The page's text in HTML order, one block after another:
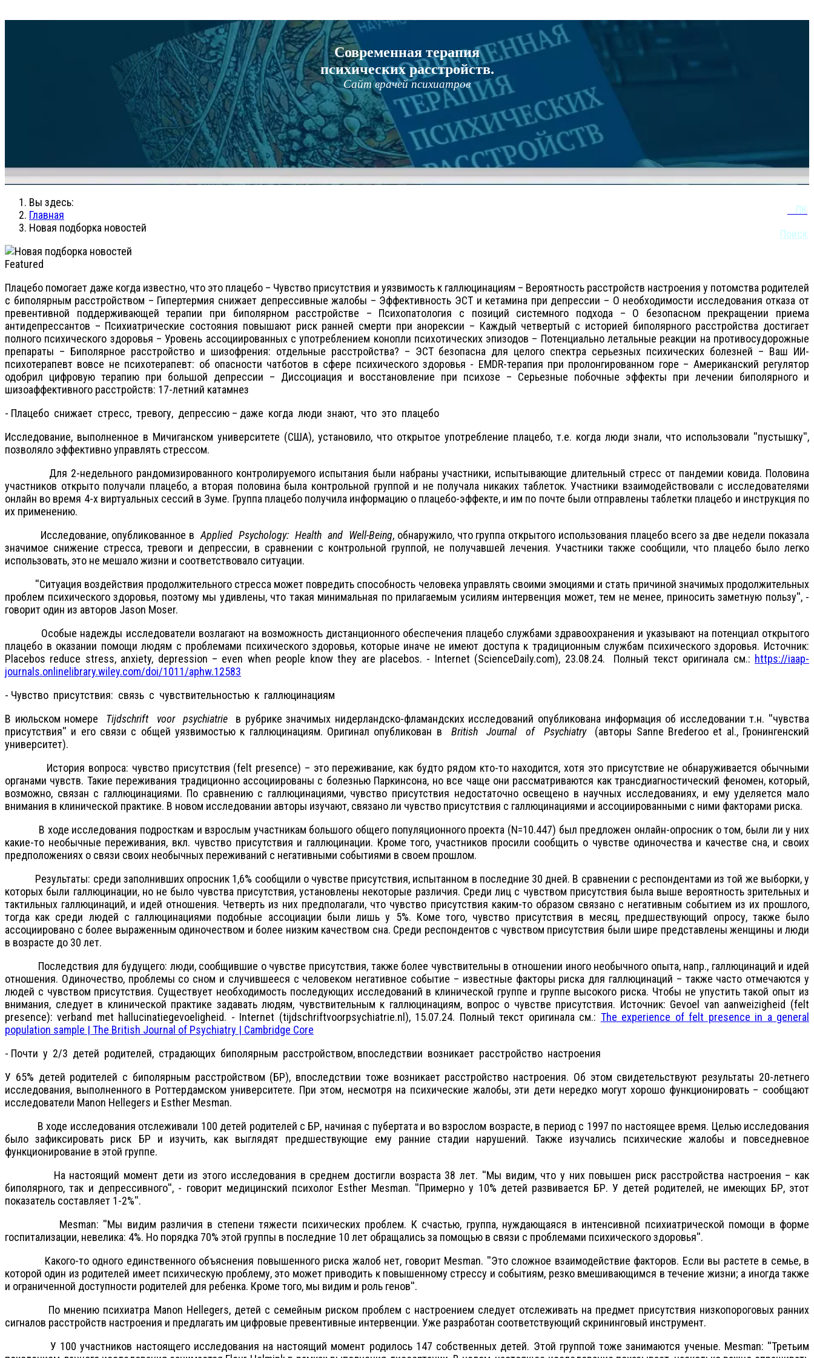
Современная терапия
психических расстройств.
Сайт врачей психиатров
ЛК
Поиск
Вы здесь:
Главная
Новая подборка новостей
Featured
Плацебо помогает даже когда известно, что это плацебо – Чувство присутствия и уязвимость к галлюцинациям – Вероятность расстройств настроения у потомства родителей
с биполярным расстройством – Гипертермия снижает депрессивные жалобы – Эффективность ЭСТ и кетамина при депрессии – О необходимости исследования отказа от
превентивной поддерживающей терапии при биполярном расстройстве – Психопатология с позиций системного подхода – О безопасном прекращении приема
антидепрессантов – Психиатрические состояния повышают риск ранней смерти при анорексии – Каждый четвертый с историей биполярного расстройства достигает
полного психического здоровья – Уровень ассоциированных с употреблением конопли психотических эпизодов – Потенциально летальные реакции на противосудорожные
препараты – Биполярное расстройство и шизофрения: отдельные расстройства? – ЭСТ безопасна для целого спектра серьезных психических болезней – Ваш ИИ-
психотерапевт вовсе не психотерапевт: об опасности чатботов в сфере психического здоровья - EMDR-терапия при пролонгированном горе – Американский регулятор
одобрил цифровую терапию при большой депрессии – Диссоциация и восстановление при психозе – Серьезные побочные эффекты при лечении биполярного и
шизоаффективного расстройств: 17-летний катамнез
- Плацебо снижает стресс, тревогу, депрессию – даже когда люди знают, что это плацебо
Исследование, выполненное в Мичиганском университете (США), установило, что открытое употребление плацебо, т.е. когда люди знали, что использовали ''пустышку'',
позволяло эффективно управлять стрессом.
Для 2-недельного рандомизированного контролируемого испытания были набраны участники, испытывающие длительный стресс от пандемии ковида. Половина
участников открыто получали плацебо, а вторая половина была контрольной группой и не получала никаких таблеток. Участники взаимодействовали с исследователями
онлайн во время 4-х виртуальных сессий в Зуме. Группа плацебо получила информацию о плацебо-эффекте, и им по почте были отправлены таблетки плацебо и инструкция по
их применению.
Исследование, опубликованное вApplied Psychology: Health and Well-Being, обнаружило, что группа открытого использования плацебо всего за две недели показала
значимое снижение стресса, тревоги и депрессии, в сравнении с контрольной группой, не получавшей лечения. Участники также сообщили, что плацебо было легко
использовать, это не мешало жизни и соответствовало ситуации.
''Ситуация воздействия продолжительного стресса может повредить способность человека управлять своими эмоциями и стать причиной значимых продолжительных
проблем психического здоровья, поэтому мы удивлены, что такая минимальная по прилагаемым усилиям интервенция может, тем не менее, приносить заметную пользу'', -
говорит один из авторов Jason Moser.
Особые надежды исследователи возлагают на возможность дистанционного обеспечения плацебо службами здравоохранения и указывают на потенциал открытого
плацебо в оказании помощи людям с проблемами психического здоровья, которые иначе не имеют доступа к традиционным службам психического здоровья. Источник:
Placebos reduce stress, anxiety, depression – even when people know they are placebos. - Internet (ScienceDaily.com), 23.08.24. Полный текст оригинала см.: https://iaap-
journals.onlinelibrary.wiley.com/doi/1011/aphw.12583
- Чувство присутствия: связь с чувствительностью к галлюцинациям
В июльском номере Tijdschrift voor psychiatrieв рубрике значимых нидерландско-фламандских исследований опубликована информация об исследовании т.н. ''чувства
присутствия'' и его связи с общей уязвимостью к галлюцинациям. Оригинал опубликован в British Journal of Psychiatry(авторы Sanne Brederoo et al., Гронингенский
университет).
История вопроса: чувство присутствия (felt presence) – это переживание, как будто рядом кто-то находится, хотя это присутствие не обнаруживается обычными
органами чувств. Такие переживания традиционно ассоциированы с болезнью Паркинсона, но все чаще они рассматриваются как трансдиагностический феномен, который,
возможно, связан с галлюцинациями. По сравнению с галлюцинациями, чувство присутствия недостаточно освещено в научных исследованиях, и ему уделяется мало
внимания в клинической практике. В новом исследовании авторы изучают, связано ли чувство присутствия с галлюцинациями и ассоциированными с ними факторами риска.
В ходе исследования подросткам и взрослым участникам большого общего популяционного проекта (N=10.447) был предложен онлайн-опросник о том, были ли у них
какие-то необычные переживания, вкл. чувство присутствия и галлюцинации. Кроме того, участников просили сообщить о чувстве одиночества и качестве сна, и своих
предположениях о связи своих необычных переживаний с негативными событиями в своем прошлом.
Результаты: среди заполнивших опросник 1,6% сообщили о чувстве присутствия, испытанном в последние 30 дней. В сравнении с респондентами из той же выборки, у
которых были галлюцинации, но не было чувства присутствия, установлены некоторые различия. Среди лиц с чувством присутствия была выше вероятность зрительных и
тактильных галлюцинаций, и идей отношения. Четверть из них предполагали, что чувство присутствия каким-то образом связано с негативным событием из их прошлого,
тогда как среди людей с галлюцинациями подобные ассоциации были лишь у 5%. Коме того, чувство присутствия в месяц, предшествующий опросу, также было
ассоциировано с более выраженным одиночеством и более низким качеством сна. Среди респондентов с чувством присутствия были шире представлены женщины и люди
в возрасте до 30 лет.
Последствия для будущего: люди, сообщившие о чувстве присутствия, также более чувствительны в отношении иного необычного опыта, напр., галлюцинаций и идей
отношения. Одиночество, проблемы со сном и случившееся с человеком негативное событие – известные факторы риска для галлюцинаций – также часто отмечаются у
людей с чувством присутствия. Существует необходимость последующих исследований в клинической группе и группе высокого риска. Чтобы не упустить такой опыт из
внимания, следует в клинической практике задавать людям, чувствительным к галлюцинациям, вопрос о чувстве присутствия. Источник: Gevoel van aanweizigheid (felt
presence): verband met hallucinatiegevoeligheid. - Internet (tijdschriftvoorpsychiatrie.nl), 15.07.24. Полный текст оригинала см.: The experience of felt presence in a general
population sample | The British Journal of Psychiatry | Cambridge Core
- Почти у 2/3 детей родителей, страдающих биполярным расстройством, впоследствии возникает расстройство настроения
У 65% детей родителей с биполярным расстройством (БР), впоследствии тоже возникает расстройство настроения. Об этом свидетельствуют результаты 20-летнего
исследования, выполненного в Роттердамском университете. При этом, несмотря на психические жалобы, эти дети нередко могут хорошо функционировать – сообщают
исследователи Manon Hellegers и Esther Mesman.
В ходе исследования отслеживали 100 детей родителей с БР, начиная с пубертата и во взрослом возрасте, в период с 1997 по настоящее время. Целью исследования
было зафиксировать риск БР и изучить, как выглядят предшествующие ему ранние стадии нарушений. Также изучались психические жалобы и повседневное
функционирование в этой группе.
На настоящий момент дети из этого исследования в среднем достигли возраста 38 лет. ''Мы видим, что у них повышен риск расстройства настроения – как
биполярного, так и депрессивного'', - говорит медицинский психолог Esther Mesman. ''Примерно у 10% детей развивается БР. У детей родителей, не имеющих БР, этот
показатель составляет 1-2%''.
Mesman: ''Мы видим различия в степени тяжести психических проблем. К счастью, группа, нуждающаяся в интенсивной психиатрической помощи в форме
госпитализации, невелика: 4%. Но порядка 70% этой группы в последние 10 лет обращались за помощью в связи с проблемами психического здоровья''.
Какого-то одного единственного объяснения повышенного риска жалоб нет, говорит Mesman. ''Это сложное взаимодействие факторов. Если вы растете в семье, в
которой один из родителей имеет психическую проблему, это может приводить к повышенному стрессу и событиям, резко вмешивающимся в течение жизни; а иногда также
и ограниченной доступности родителей для ребенка. Кроме того, мы видим и роль генов''.
По мнению психиатра Manon Hellegers, детей с семейным риском проблем с настроением следует отслеживать на предмет присутствия низкопороговых ранних
сигналов расстройств настроения и предлагать им цифровые превентивные интервенции. Уже разработан соответствующий скрининговый инструмент.
У 100 участников настоящего исследования на настоящий момент родилось 147 собственных детей. Этой группой тоже занимаются ученые. Mesman: ''Третьим